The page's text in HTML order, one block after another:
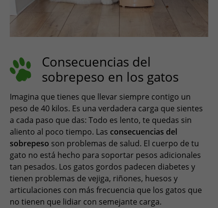
Consecuencias del
sobrepeso en los gatos
Imagina que tienes que llevar siempre contigo un
peso de 40 kilos. Es una verdadera carga que sientes
a cada paso que das: Todo es lento, te quedas sin
aliento al poco tiempo. Las consecuencias del
sobrepeso son problemas de salud. El cuerpo de tu
gato no está hecho para soportar pesos adicionales
tan pesados. Los gatos gordos padecen diabetes y
tienen problemas de vejiga, riñones, huesos y
articulaciones con más frecuencia que los gatos que
no tienen que lidiar con semejante carga.